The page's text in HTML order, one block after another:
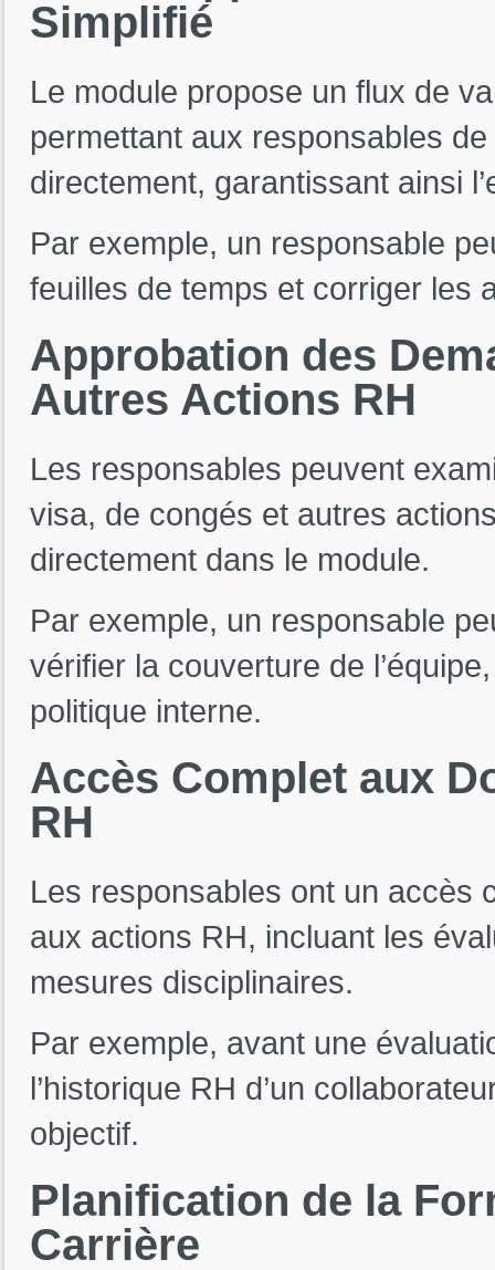
Simplifié
Le module propose un flux de
permettant aux responsables
directement, garantissant ainsi
Par exemple, un responsable
feuilles de temps et corriger les
Approbation des
Autres Actions RH
Les responsables peuvent
visa, de congés et autres
directement dans le module.
Par exemple, un responsable
vérifier la couverture de
politique interne.
Accès Complet aux
RH
Les responsables ont un accès
aux actions RH, incluant les
mesures disciplinaires.
Par exemple, avant une
l’historique RH d’un
objectif.
Planification de la
Carrière